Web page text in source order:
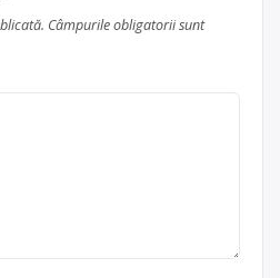
Câmpurile obligatorii sunt